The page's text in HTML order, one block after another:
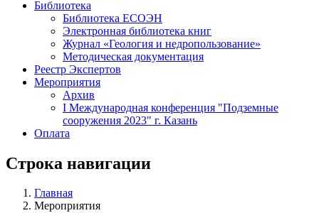
Библиотека
Библиотека ЕСОЭН
Электронная библиотека книг
Журнал «Геология и недропользование»
Методическая документация
Реестр Экспертов
Мероприятия
Архив
I Международная конференция "Подземные
сооружения 2023" г. Казань
Оплата
Строка навигации
Главная
Мероприятия